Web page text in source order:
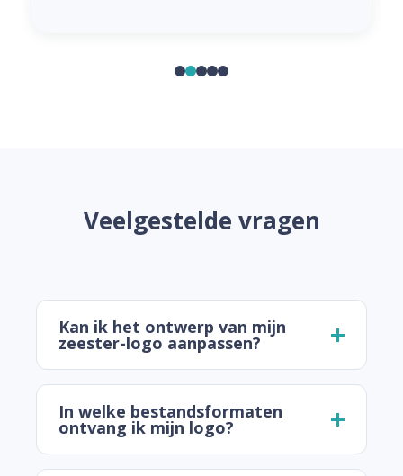
Veelgestelde vragen
Kan ik het ontwerp van mijn
zeester-logo aanpassen?
In welke bestandsformaten
ontvang ik mijn logo?